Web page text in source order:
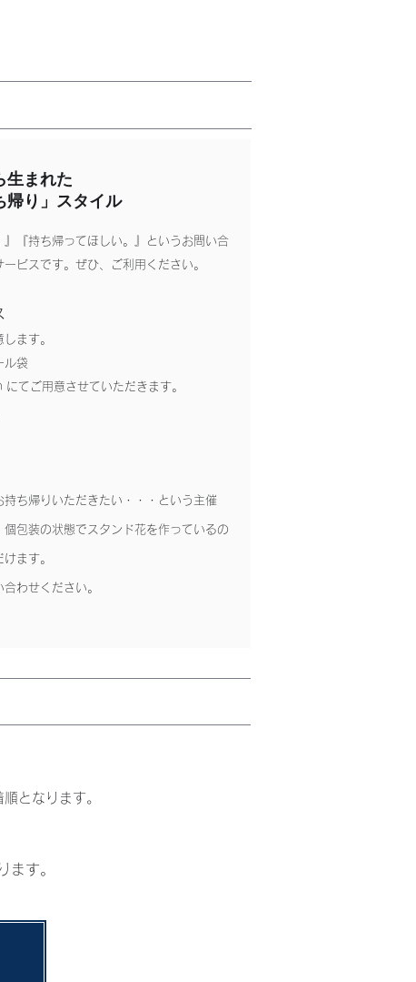
生まれた
帰り」スタイル​
』『持ち帰ってほしい。』というお問い合
ビスです。ぜひ、ご利用ください。
ます。
袋
てご用意させていただきます。
ち帰りいただきたい・・・という主催
包装の状態でスタンド花を作っているの
ます。
わせください。
となります。
ます。